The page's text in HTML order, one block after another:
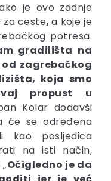
je ovo zadnje
za ceste,a koje je
potresa.
gradilišta na
zagrebačkog
koja smo
propust u
Kolar dodavši
će se određena
kao posljedica
na isti način,
Očigledno je da